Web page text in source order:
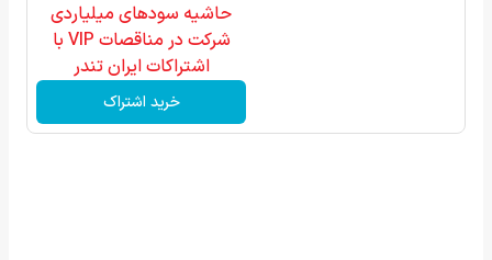
حاشیه سودهای میلیاردی
شرکت در مناقصات VIP با
اشتراکات ایران تندر
خرید اشتراک